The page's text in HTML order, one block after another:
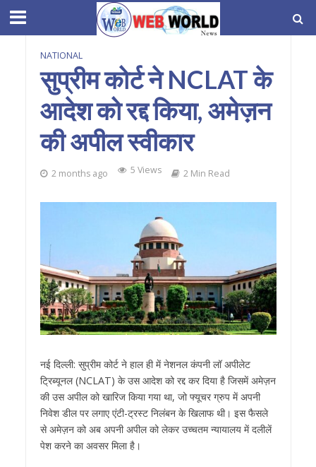
NATIONAL
सुप्रीम कोर्ट ने NCLAT के
आदेश को रद्द किया, अमेज़न
की अपील स्वीकार
2 months ago 5 Views 2 Min Read
नई दिल्ली: सुप्रीम कोर्ट ने हाल ही में नेशनल कंपनी लॉ अपीलेट
ट्रिब्यूनल (NCLAT) के उस आदेश को रद्द कर दिया है जिसमें अमेज़न
की उस अपील को खारिज किया गया था, जो फ्यूचर ग्रुप में अपनी
निवेश डील पर लगाए एंटी-ट्रस्ट निलंबन के खिलाफ थी। इस फैसले
से अमेज़न को अब अपनी अपील को लेकर उच्चतम न्यायालय में दलीलें
पेश करने का अवसर मिला है।